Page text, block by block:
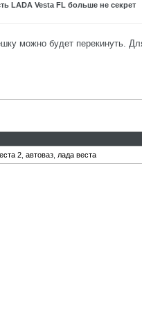
LADA Vesta FL больше не секрет
можно будет перекинуть.
2 автоваз лада веста